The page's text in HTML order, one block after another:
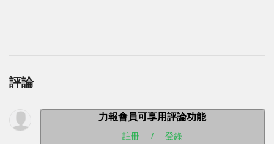
評論
力報會員可享用評論功能
註冊 / 登錄